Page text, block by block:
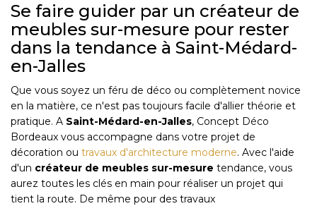
Se faire guider par un créateur de
meubles sur-mesure pour rester
dans la tendance à Saint-Médard-
en-Jalles
Que vous soyez un féru de déco ou complètement novice
en la matière, ce n'est pas toujours facile d'allier théorie et
pratique. A Saint-Médard-en-Jalles, Concept Déco
Bordeaux vous accompagne dans votre projet de
décoration ou travaux d'architecture moderne. Avec l'aide
d'un créateur de meubles sur-mesure tendance, vous
aurez toutes les clés en main pour réaliser un projet qui
tient la route. De même pour des travaux